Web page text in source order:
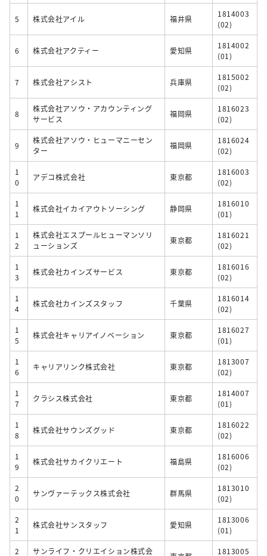
5 株式会社アイル 福井県
1814003
(02)
6 株式会社アクティー 愛知県
1814002
(01)
7 株式会社アシスト 兵庫県
1815002
(02)
8
株式会社アソウ・アカウンティング
サービス
福岡県
1816023
(02)
9
株式会社アソウ・ヒューマニーセン
ター
福岡県
1816024
(02)
1
0
アデコ株式会社 東京都
1816003
(02)
1
1
株式会社イカイアウトソーシング 静岡県
1816010
(01)
1
2
株式会社エスプールヒューマンソリ
ューションズ
東京都
1816021
(02)
1
3
株式会社カインズサービス 東京都
1816016
(02)
1
4
株式会社カインズスタッフ 千葉県
1816014
(02)
1
5
株式会社キャリアイノベーション 東京都
1816027
(01)
1
6
キャリアリンク株式会社 東京都
1813007
(02)
1
7
クラシス株式会社 東京都
1814007
(01)
1
8
株式会社サウンズグッド 東京都
1816022
(02)
1
9
株式会社サカイクリエート 福島県
1816006
(02)
2
0
サンヴァーテックス株式会社 群馬県
1813010
(02)
2
1
株式会社サンスタッフ 愛知県
1813006
(01)
2
サンライフ・クリエイション株式会
1813005